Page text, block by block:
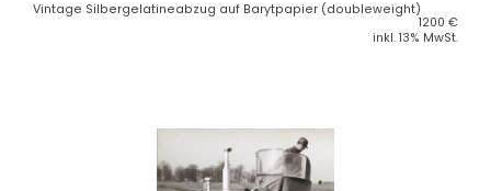
Vintage Silbergelatineabzug auf Barytpapier (doubleweight)
1200 €
inkl. 13% MwSt.